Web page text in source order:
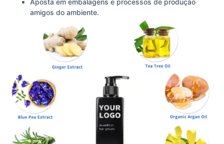
amigos do ambiente.